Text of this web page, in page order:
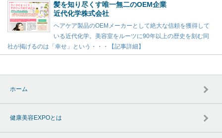
髪を知り尽くす唯一無二のOEM企業
近代化学株式会社
ヘアケア製品のOEMメーカーとして絶大な信頼を獲得して
いる近代化学。美容室をルーツに90年以上の歴史を刻む同
社が掲げるのは「幸せ」という・・・【記事詳細】
ホーム
健康美容EXPOとは